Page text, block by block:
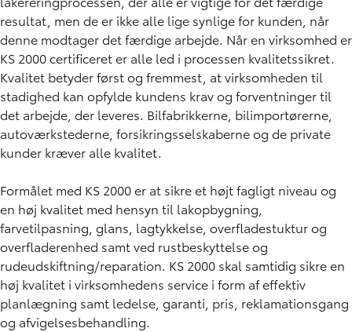
resultat, men de er ikke alle lige synlige for kunden, når
denne modtager det færdige arbejde. Når en virksomhed er
KS 2000 certificeret er alle led i processen kvalitetssikret.
Kvalitet betyder først og fremmest, at virksomheden til
stadighed kan opfylde kundens krav og forventninger til
det arbejde, der leveres. Bilfabrikkerne, bilimportørerne,
autoværkstederne, forsikringsselskaberne og de private
kunder kræver alle kvalitet.
Formålet med KS 2000 er at sikre et højt fagligt niveau og
en høj kvalitet med hensyn til lakopbygning,
farvetilpasning, glans, lagtykkelse, overfladestuktur og
overfladerenhed samt ved rustbeskyttelse og
rudeudskiftning/reparation. KS 2000 skal samtidig sikre en
høj kvalitet i virksomhedens service i form af effektiv
planlægning samt ledelse, garanti, pris, reklamationsgang
og afvigelsesbehandling.